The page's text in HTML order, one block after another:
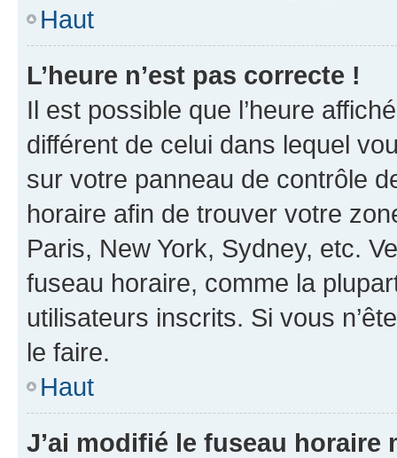
Haut
L’heure n’est pas correcte !
Il est possible que l’heure
différent de celui dans lequel
sur votre panneau de contrôle
horaire afin de trouver votre
Paris, New York, Sydney, etc.
fuseau horaire, comme la
utilisateurs inscrits. Si vous
le faire.
Haut
J’ai modifié le fuseau horaire